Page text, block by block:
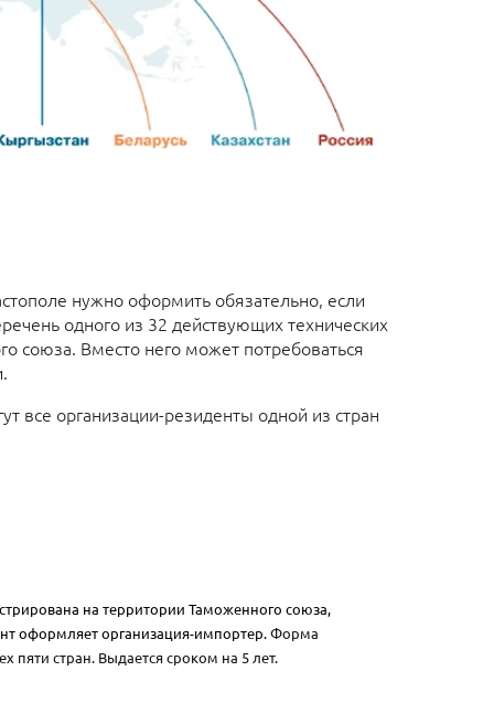
нужно оформить обязательно, если
одного из 32 действующих технических
союза. Вместо него может потребоваться
все организации-резиденты одной из стран
на территории Таможенного союза,
оформляет организация-импортер.Форма
пяти стран. Выдается сроком на 5 лет.